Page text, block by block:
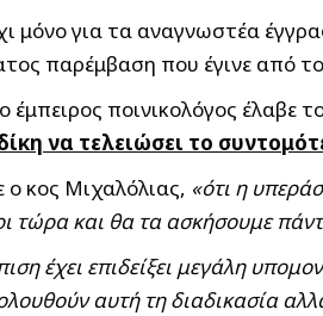
μόνο για τα αναγνωστέα
παρέμβαση που έγινε από
ποινικολόγος έλαβε
να τελειώσει το
ο κος Μιχαλόλιας, «ότι η
τώρα και θα τα ασκήσουμε
έχει επιδείξει μεγάλη
αυτή τη διαδικασία